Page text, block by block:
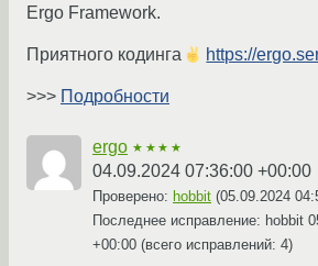
Ergo Framework.
Приятного кодинга https://
>>> Подробности
ergo ★★★★
04.09.2024 07:36:00 +00:00
Проверено: hobbit (05.09.2024
Последнее исправление: hobbit
+00:00 (всего исправлений: 4)